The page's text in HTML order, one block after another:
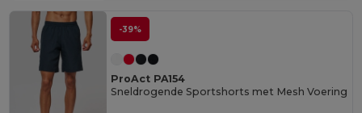
-39%
ProAct PA154
Sneldrogende Sportshorts met Mesh Voering